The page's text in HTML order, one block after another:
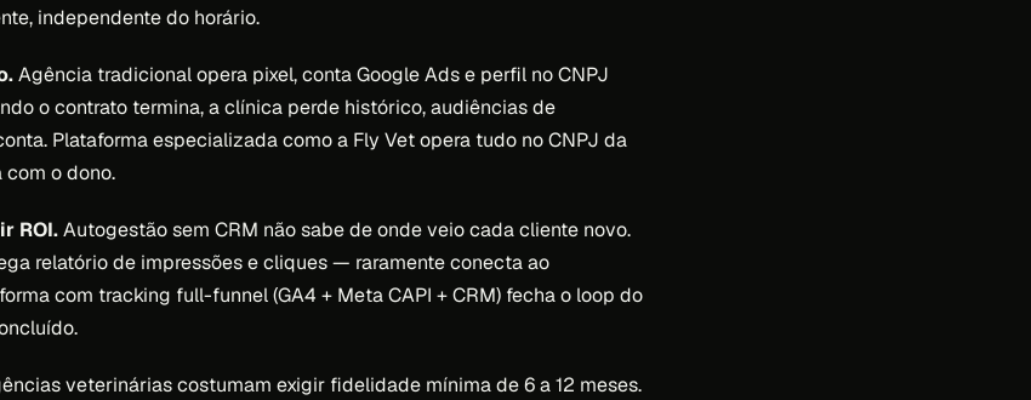
independente do horário.
Agência tradicional opera pixel, conta Google Ads e perfil no CNPJ
o contrato termina, a clínica perde histórico, audiências de
Plataforma especializada como a Fly Vet opera tudo no CNPJ da
o dono.
ROI.Autogestão sem CRM não sabe de onde veio cada cliente novo.
relatório de impressões e cliques — raramente conecta ao
com tracking full-funnel (GA4 + Meta CAPI + CRM) fecha o loop do
veterinárias costumam exigir fidelidade mínima de 6 a 12 meses.